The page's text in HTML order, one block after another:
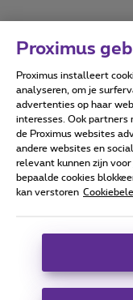
Alle rechten
Algemene
Deze website is
Koning Albert II-laan
Proximus
Proximus installeert
analyseren, om je
advertenties op haar
interesses. Ook partners
de Proximus websites
andere websites en
relevant kunnen zijn
bepaalde cookies
kan verstoren